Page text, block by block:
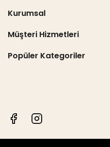
Kurumsal
Müşteri Hizmetleri
Popüler Kategoriler